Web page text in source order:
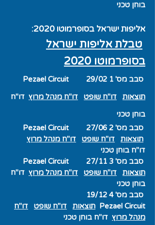
בוחן טכני
אליפות ישראל בסופרמוטו 2020 ​:
טבלת אליפות ישראל
בסופרמוטו 2020
סבב מס' 1 29/02
Pezael Circuit
תוצאות
דו"ח שופט דו"ח מנהל מרוץ דו"ח
בוחן טכני
סבב מס' 2 27/06
Pezael Circuit
תוצאות
דו"ח שופט
דו"ח מנהל מרוץ
דו"ח בוחן טכני
סבב מס' 3 27/11 Pezael
Circuit
תוצאות
דו"ח שופט דו"ח מנהל מרוץ דו"ח
בוחן טכני
Pezael Circuit תוצאות דו"ח שופט
דו"ח
מנהל מרוץ דו"ח בוחן טכני